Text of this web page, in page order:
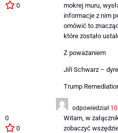
0
mokrej muru,
informacje z nim
omówić to
które zostało
Z poważaniem
Jiří Schwarz –
Trump
odpowiedział
0
0
Witam, w
zobaczyć